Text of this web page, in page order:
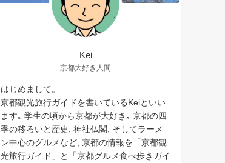
Kei
京都大好き人間
はじめまして。
京都観光旅行ガイドを書いているKeiといい
ます｡ 学生の頃から京都が大好き｡ 京都の四
季の移ろいと歴史, 神社仏閣, そしてラーメ
ン中心のグルメなど, 京都の情報を「京都観
光旅行ガイド」と「京都グルメ食べ歩きガイ